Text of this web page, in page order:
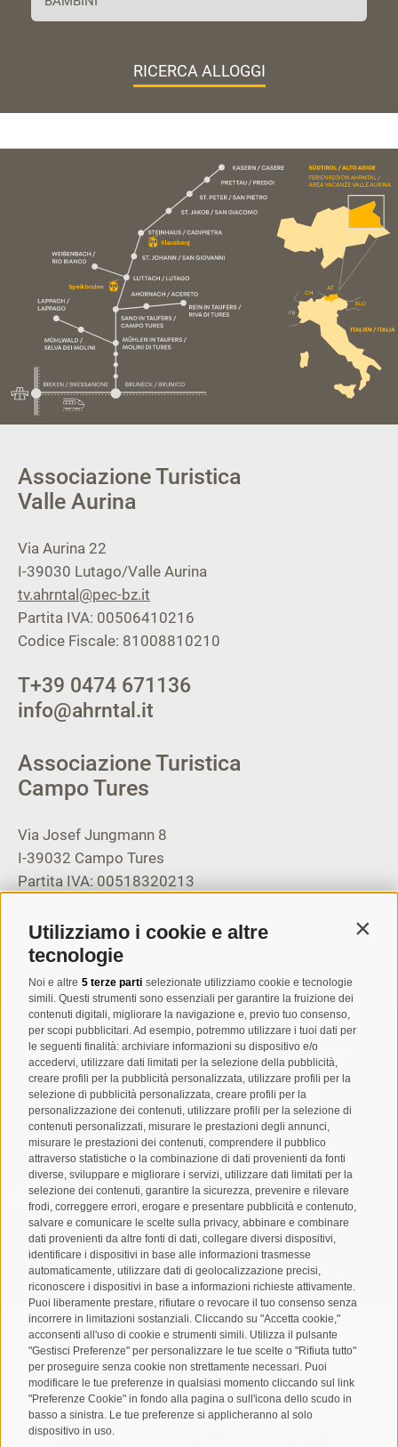
Utilizziamo i cookie e altre
tecnologie
Noi e altre 5 terze parti selezionate utilizziamo cookie e tecnologie
simili. Questi strumenti sono essenziali per garantire la fruizione dei
contenuti digitali, migliorare la navigazione e, previo tuo consenso,
per scopi pubblicitari. Ad esempio, potremmo utilizzare i tuoi dati per
le seguenti finalità: archiviare informazioni su dispositivo e/o
accedervi, utilizzare dati limitati per la selezione della pubblicità,
creare profili per la pubblicità personalizzata, utilizzare profili per la
selezione di pubblicità personalizzata, creare profili per la
personalizzazione dei contenuti, utilizzare profili per la selezione di
contenuti personalizzati, misurare le prestazioni degli annunci,
misurare le prestazioni dei contenuti, comprendere il pubblico
attraverso statistiche o la combinazione di dati provenienti da fonti
diverse, sviluppare e migliorare i servizi, utilizzare dati limitati per la
selezione dei contenuti, garantire la sicurezza, prevenire e rilevare
frodi, correggere errori, erogare e presentare pubblicità e contenuto,
salvare e comunicare le scelte sulla privacy, abbinare e combinare
dati provenienti da altre fonti di dati, collegare diversi dispositivi,
identificare i dispositivi in base alle informazioni trasmesse
automaticamente, utilizzare dati di geolocalizzazione precisi,
riconoscere i dispositivi in base a informazioni richieste attivamente.
Puoi liberamente prestare, rifiutare o revocare il tuo consenso senza
incorrere in limitazioni sostanziali. Cliccando su "Accetta cookie,"
acconsenti all'uso di cookie e strumenti simili. Utilizza il pulsante
"Gestisci Preferenze" per personalizzare le tue scelte o "Rifiuta tutto"
per proseguire senza cookie non strettamente necessari. Puoi
modificare le tue preferenze in qualsiasi momento cliccando sul link
"Preferenze Cookie" in fondo alla pagina o sull'icona dello scudo in
basso a sinistra. Le tue preferenze si applicheranno al solo
dispositivo in uso.
RICERCA ALLOGGI
Associazione Turistica
Valle Aurina
Via Aurina 22
I-39030 Lutago/Valle Aurina
tv.ahrntal@pec-bz.it
Partita IVA: 00506410216
Codice Fiscale: 81008810210
T+39 0474 671136
info@ahrntal.it
Associazione Turistica
Campo Tures
Via Josef Jungmann 8
I-39032 Campo Tures
Partita IVA: 00518320213
T+39 0474 678076
info@taufers.com
Registrazione Newsletter
Letto e compreso laprivacy policy, autorizzo il Titolare al
trattamento dei dati personali
ABBONARSI
Mappa del sito • Credits • Cookie Policy • Privacy •
Preferenze Cookies • created with passion by